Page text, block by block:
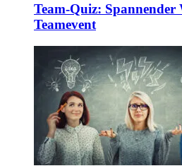
Team-Quiz: Spannender
Teamevent